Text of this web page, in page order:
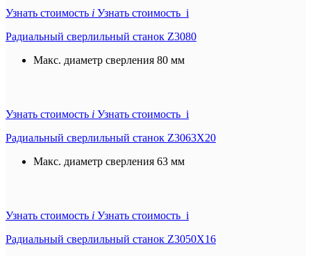
Узнать стоимость i Узнать стоимость i
Радиальный сверлильный станок Z3080
Макс. диаметр сверления 80 мм
Узнать стоимость i Узнать стоимость i
Радиальный сверлильный станок Z3063X20
Макс. диаметр сверления 63 мм
Узнать стоимость i Узнать стоимость i
Радиальный сверлильный станок Z3050X16